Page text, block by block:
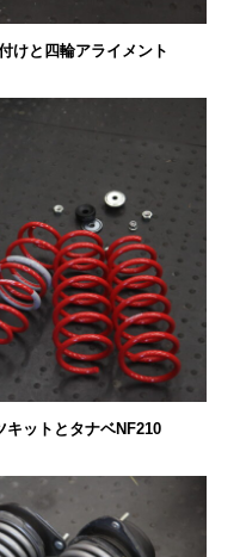
けと四輪アライメント
ットとタナベNF210